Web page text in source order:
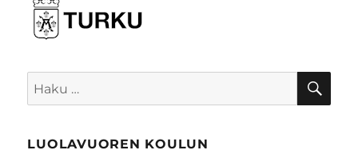
Etsi:
LUOLAVUOREN KOULUN